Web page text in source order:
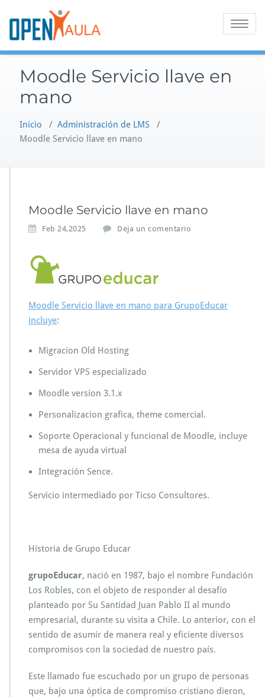
contenido
Alternar
Moodle Servicio llave en
mano
Inicio / Administración de LMS /
Moodle Servicio llave en mano
Moodle Servicio llave en mano
Feb 24,2025 Deja un comentario
Moodle Servicio llave en mano para GrupoEducar
incluye:
Migracion Old Hosting
Servidor VPS especializado
Moodle version 3.1.x
Personalizacion grafica, theme comercial.
Soporte Operacional y funcional de Moodle, incluye
mesa de ayuda virtual
Integración Sence.
Servicio intermediado por Ticso Consultores.
Historia de Grupo Educar
grupoEducar, nació en 1987, bajo el nombre Fundación
Los Robles, con el objeto de responder al desafío
planteado por Su Santidad Juan Pablo II al mundo
empresarial, durante su visita a Chile. Lo anterior, con el
sentido de asumir de manera real y eficiente diversos
compromisos con la sociedad de nuestro país.
Este llamado fue escuchado por un grupo de personas
que, bajo una óptica de compromiso cristiano dieron,